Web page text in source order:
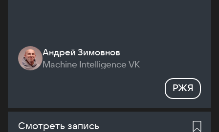
Андрей Зимовнов
Machine Intelligence VK
РЖЯ
Смотреть запись